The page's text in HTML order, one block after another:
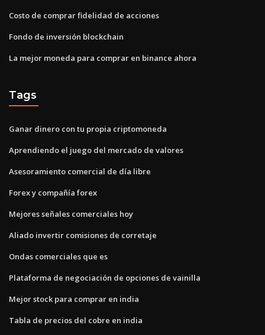
Costo de comprar fidelidad de acciones
Fondo de inversión blockchain
La mejor moneda para comprar en binance ahora
Tags
Ganar dinero con tu propia criptomoneda
Aprendiendo el juego del mercado de valores
Asesoramiento comercial de día libre
Forex y compañía forex
Mejores señales comerciales hoy
Aliado invertir comisiones de corretaje
Ondas comerciales que es
Plataforma de negociación de opciones de vainilla
Mejor stock para comprar en india
Tabla de precios del cobre en india